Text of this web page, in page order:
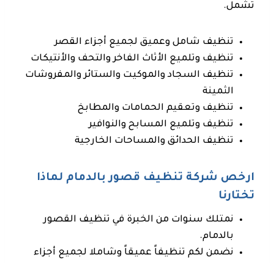
تشمل.
تنظيف شامل وعميق لجميع أجزاء القصر
تنظيف وتلميع الأثاث الفاخر والتحف والأنتيكات
تنظيف السجاد والموكيت والستائر والمفروشات
الثمينة
تنظيف وتعقيم الحمامات والمطابخ
تنظيف وتلميع المسابح والنوافير
تنظيف الحدائق والمساحات الخارجية
ارخص شركة تنظيف قصور بالدمام لماذا
تختارنا
نمتلك سنوات من الخبرة في تنظيف القصور
بالدمام.
نضمن لكم تنظيفاً عميقاً وشاملا لجميع أجزاء